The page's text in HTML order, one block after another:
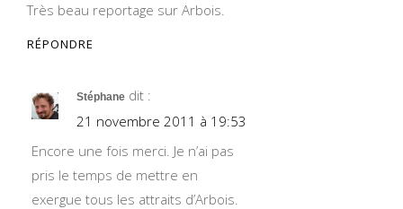
Très beau reportage sur Arbois.
RÉPONDRE
Stéphane dit :
21 novembre 2011 à 19:53
Encore une fois merci. Je n’ai pas
pris le temps de mettre en
exergue tous les attraits d’Arbois.